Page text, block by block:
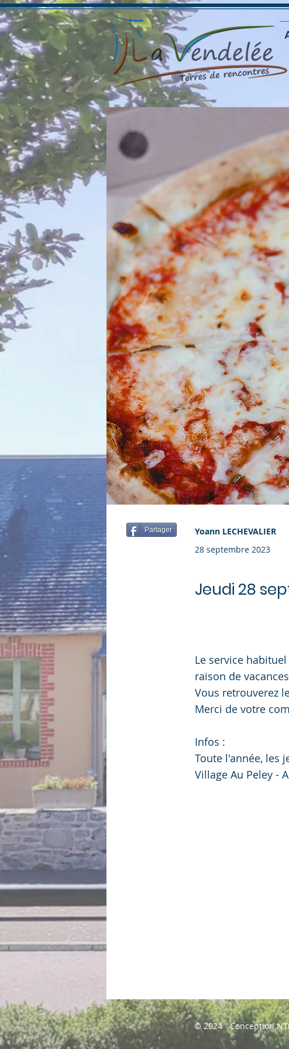
Camion
Partager
Yoann LECHEVALIER
28 septembre 2023
Jeudi 28
Le service
raison de
Vous retrouverez
Merci de votre
Infos :
Toute l'année, les
Village Au Peley -
© 2024 - Conception